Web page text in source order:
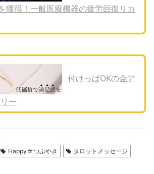
獲得！一般医療機器の疲労回復リカ
付けっぱOKの金ア
ー
Happy☆つぶやき タロットメッセージ